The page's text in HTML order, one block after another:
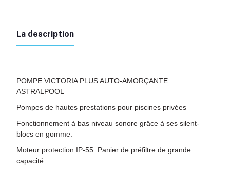
La description
POMPE VICTORIA PLUS AUTO-AMORÇANTE
ASTRALPOOL
Pompes de hautes prestations pour piscines privées
Fonctionnement à bas niveau sonore grâce à ses silent-
blocs en gomme.
Moteur protection IP-55. Panier de préfiltre de grande
capacité.